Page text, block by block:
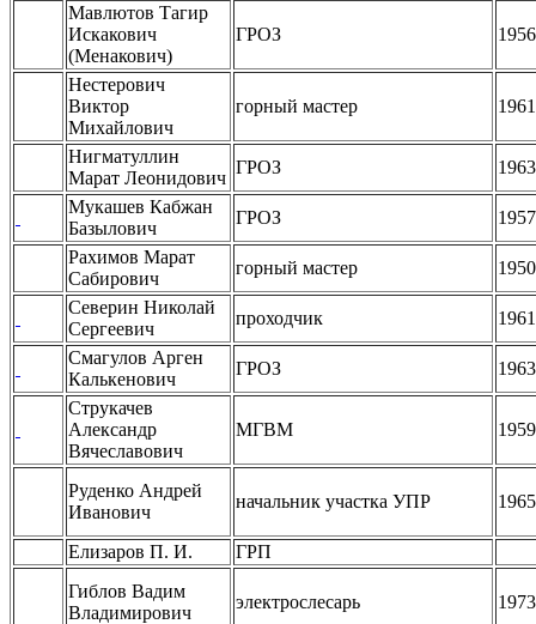
Мавлютов Тагир
Искакович
(Менакович)
ГРОЗ 1956
Нестерович
Виктор
Михайлович
горный мастер 1961
Нигматуллин
Марат Леонидович
ГРОЗ
1963
Мукашев Кабжан
Базылович
ГРОЗ
1957
Рахимов Марат
Сабирович
горный мастер
1950
Северин Николай
Сергеевич
проходчик
1961
Смагулов Арген
Калькенович
ГРОЗ
1963
Струкачев
Александр
Вячеславович
МГВМ 1959
Руденко Андрей
Иванович
начальник участка УПР 1965
Елизаров П. И.
ГРП
Гиблов Вадим
Владимирович
электрослесарь 1973